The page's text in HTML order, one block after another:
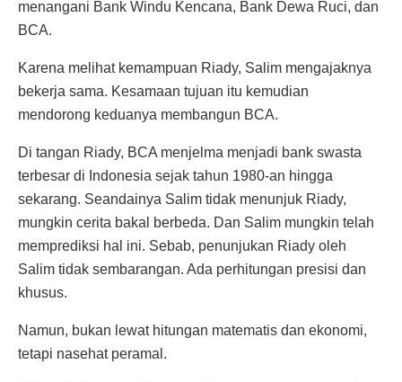
menangani Bank Windu Kencana, Bank Dewa Ruci, dan
BCA.
Karena melihat kemampuan Riady, Salim mengajaknya
bekerja sama. Kesamaan tujuan itu kemudian
mendorong keduanya membangun BCA.
Di tangan Riady, BCA menjelma menjadi bank swasta
terbesar di Indonesia sejak tahun 1980-an hingga
sekarang. Seandainya Salim tidak menunjuk Riady,
mungkin cerita bakal berbeda. Dan Salim mungkin telah
memprediksi hal ini. Sebab, penunjukan Riady oleh
Salim tidak sembarangan. Ada perhitungan presisi dan
khusus.
Namun, bukan lewat hitungan matematis dan ekonomi,
tetapi nasehat peramal.